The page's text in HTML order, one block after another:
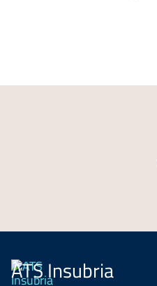
ATS Insubria